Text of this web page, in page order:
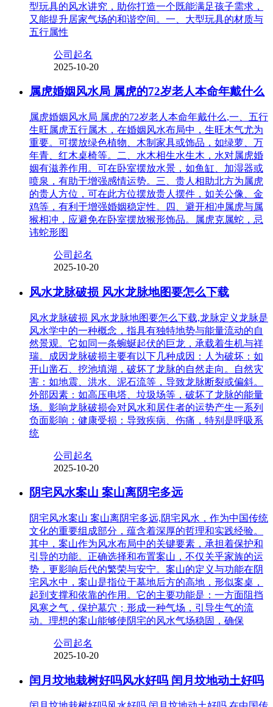
型玩具的风水讲究，助你打造一个既能满足孩子需求，
又能提升居家气场的和谐空间。一、大型玩具的材质与
五行属性
公司起名
2025-10-20
属虎婚姻风水局 属虎的72岁老人本命年戴什么
属虎婚姻风水局 属虎的72岁老人本命年戴什么,一、五行
生旺属虎五行属木，在婚姻风水布局中，生旺木气尤为
重要。可摆放绿色植物、木制家具或饰品，如绿萝、万
年青、红木桌椅等。二、水木相生水生木，水对属虎婚
姻有滋养作用。可在卧室摆放水景，如鱼缸、加湿器或
喷泉，有助于增强感情运势。三、贵人相助北方为属虎
的贵人方位，可在此方位摆放贵人摆件，如关公像、金
鸡等，有利于增强婚姻稳定性。四、避开相冲属虎与属
猴相冲，应避免在卧室摆放猴形饰品。属虎克属蛇，忌
讳蛇形图
公司起名
2025-10-20
风水龙脉破损 风水龙脉地图要怎么下载
风水龙脉破损 风水龙脉地图要怎么下载,龙脉定义龙脉是
风水学中的一种概念，指具有独特地势与能量流动的自
然景观。它如同一条蜿蜒起伏的巨龙，承载着生机与祥
瑞。成因龙脉破损主要有以下几种成因：人为破坏：如
开山凿石、挖池填湖，破坏了龙脉的自然走向。自然灾
害：如地震、洪水、泥石流等，导致龙脉断裂或偏斜。
外部因素：如高压电塔、垃圾场等，破坏了龙脉的能量
场。影响龙脉破损会对风水和居住者的运势产生一系列
负面影响：健康受损：导致疾病、伤痛，特别是呼吸系
统
公司起名
2025-10-20
阴宅风水案山 案山离阴宅多远
阴宅风水案山 案山离阴宅多远,阴宅风水，作为中国传统
文化的重要组成部分，蕴含着深厚的哲理和实践经验。
其中，案山作为风水布局中的关键要素，承担着保护和
引导的功能。正确选择和布置案山，不仅关乎家族的运
势，更影响后代的繁荣与安宁。案山的定义与功能在阴
宅风水中，案山是指位于墓地后方的高地，形似案桌，
起到支撑和依靠的作用。它的主要功能是：一方面阻挡
风寒之气，保护墓穴；形成一种气场，引导生气的流
动。理想的案山能够使阴宅的风水气场稳固，确保
公司起名
2025-10-20
闰月坟地栽树好吗风水好吗 闰月坟地动土好吗